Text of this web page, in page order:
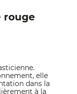
rouge
elle
dans la
à la